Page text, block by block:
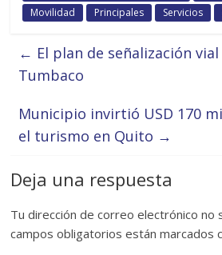
Movilidad Principales Servicios
← El plan de señalización
Tumbaco
Municipio invirtió USD 170
el turismo en Quito →
Deja una respuesta
Tu dirección de correo electrónico no
campos obligatorios están marcados